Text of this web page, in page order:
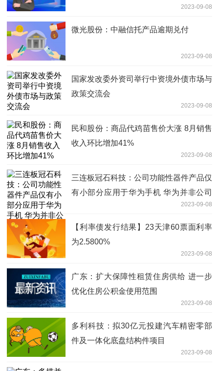
2023-09-08
微光股份：中融信托产品逾期兑付
2023-09-08
国家发改委外资司举行中资境外债市场与
政策交流会
2023-09-08
民和股份：商品代鸡苗售价大涨 8月销售
收入环比增加41%
2023-09-08
三连板冠石科技：公司功能性器件产品仅
有小部分应用于华为手机 华为并非公司
2023-09-08
【利率债发行结果】23天津60票面利率
为2.5800%
2023-09-08
广东：扩大保障性租赁住房供给 进一步
优化住房公积金使用范围
2023-09-08
多利科技：拟30亿元投建汽车精密零部
件及一体化底盘结构件项目
2023-09-08